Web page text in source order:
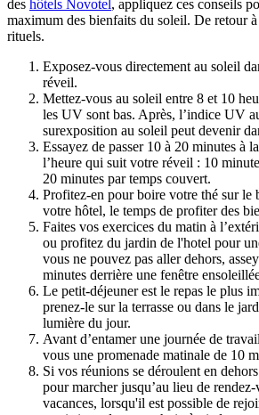
des hôtels Novotel, appliquez ces conseils
maximum des bienfaits du soleil. De retour
rituels.
Exposez-vous directement au soleil
réveil.
Mettez-vous au soleil entre 8 et 10
les UV sont bas. Après, l’indice UV
surexposition au soleil peut devenir
Essayez de passer 10 à 20 minutes à
l’heure qui suit votre réveil : 10
20 minutes par temps couvert.
Profitez-en pour boire votre thé sur le
votre hôtel, le temps de profiter des
Faites vos exercices du matin à
ou profitez du jardin de l'hotel pour
vous ne pouvez pas aller dehors,
minutes derrière une fenêtre
Le petit-déjeuner est le repas le plus
prenez-le sur la terrasse ou dans le
lumière du jour.
Avant d’entamer une journée de
vous une promenade matinale de 10
Si vos réunions se déroulent en
pour marcher jusqu’au lieu de
vacances, lorsqu'il est possible de